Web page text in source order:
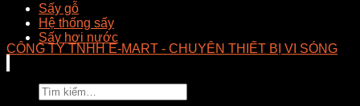
Sấy gỗ
Hệ thống sấy
Sấy hơi nước
CÔNG TY TNHH E-MART - CHUYÊN THIẾT BỊ VI SÓNG
Tìm